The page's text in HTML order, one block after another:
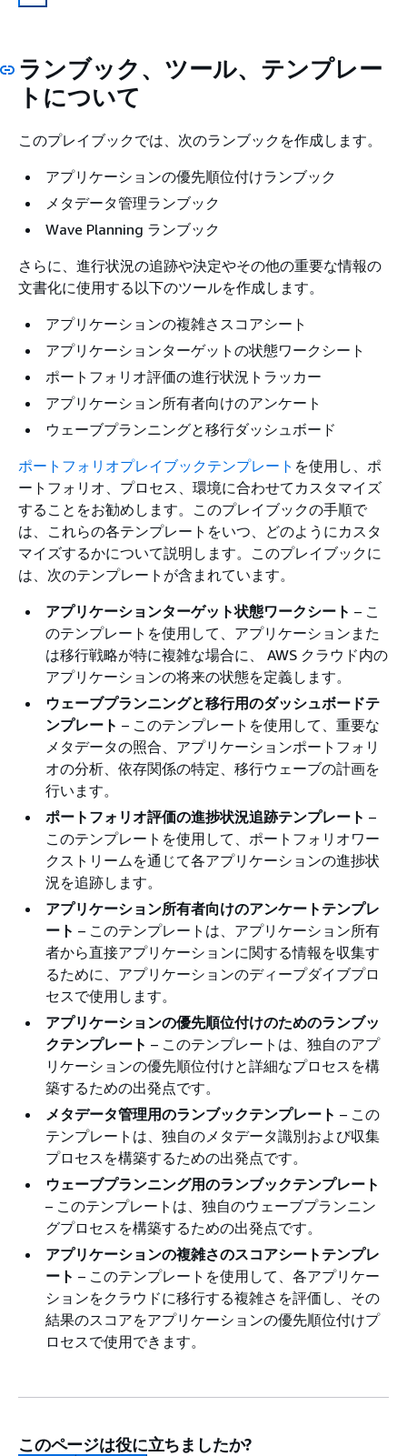
ランブック、ツール、テンプレー
トについて
このプレイブックでは、次のランブックを作成します。
アプリケーションの優先順位付けランブック
メタデータ管理ランブック
Wave Planning ランブック
さらに、進行状況の追跡や決定やその他の重要な情報の
文書化に使用する以下のツールを作成します。
アプリケーションの複雑さスコアシート
アプリケーションターゲットの状態ワークシート
ポートフォリオ評価の進行状況トラッカー
アプリケーション所有者向けのアンケート
ウェーブプランニングと移行ダッシュボード
ポートフォリオプレイブックテンプレート を使用し、ポ
ートフォリオ、プロセス、環境に合わせてカスタマイズ
することをお勧めします。このプレイブックの手順で
は、これらの各テンプレートをいつ、どのようにカスタ
マイズするかについて説明します。このプレイブックに
は、次のテンプレートが含まれています。
アプリケーションターゲット状態ワークシート – こ
のテンプレートを使用して、アプリケーションまた
は移行戦略が特に複雑な場合に、 AWS クラウド内の
アプリケーションの将来の状態を定義します。
ウェーブプランニングと移行用のダッシュボードテ
ンプレート – このテンプレートを使用して、重要な
メタデータの照合、アプリケーションポートフォリ
オの分析、依存関係の特定、移行ウェーブの計画を
行います。
ポートフォリオ評価の進捗状況追跡テンプレート –
このテンプレートを使用して、ポートフォリオワー
クストリームを通じて各アプリケーションの進捗状
況を追跡します。
アプリケーション所有者向けのアンケートテンプレ
ート – このテンプレートは、アプリケーション所有
者から直接アプリケーションに関する情報を収集す
るために、アプリケーションのディープダイブプロ
セスで使用します。
アプリケーションの優先順位付けのためのランブッ
クテンプレート – このテンプレートは、独自のアプ
リケーションの優先順位付けと詳細なプロセスを構
築するための出発点です。
メタデータ管理用のランブックテンプレート – この
テンプレートは、独自のメタデータ識別および収集
プロセスを構築するための出発点です。
ウェーブプランニング用のランブックテンプレート
– このテンプレートは、独自のウェーブプランニン
グプロセスを構築するための出発点です。
アプリケーションの複雑さのスコアシートテンプレ
ート – このテンプレートを使用して、各アプリケー
ションをクラウドに移行する複雑さを評価し、その
結果のスコアをアプリケーションの優先順位付けプ
ロセスで使用できます。
このページは役に立ちましたか?